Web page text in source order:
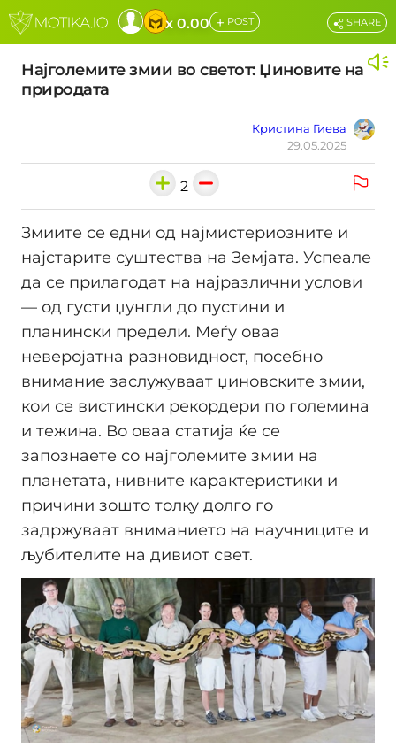
x 0.00 + POST
Најголемите змии во светот: Џиновите на
природата
Кристина Гиева
29.05.2025
SHARE
2
Змиите се едни од најмистериозните и
најстарите суштества на Земјата. Успеале
да се прилагодат на најразлични услови
— од густи џунгли до пустини и
планински предели. Меѓу оваа
неверојатна разновидност, посебно
внимание заслужуваат џиновските змии,
кои се вистински рекордери по големина
и тежина. Во оваа статија ќе се
запознаете со најголемите змии на
планетата, нивните карактеристики и
причини зошто толку долго го
задржуваат вниманието на научниците и
љубителите на дивиот свет.